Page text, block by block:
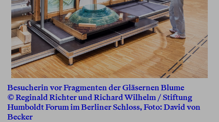
Besucherin vor Fragmenten der Gläsernen Blume
© Reginald Richter und Richard Wilhelm / Stiftung
Humboldt Forum im Berliner Schloss, Foto: David von
Becker